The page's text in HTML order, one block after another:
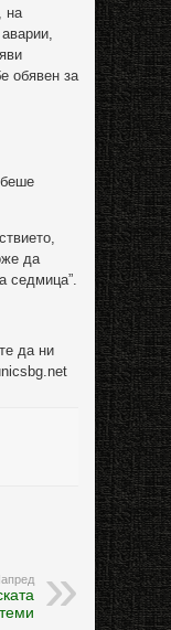
на
обявен за
да
седмица”.
да ни